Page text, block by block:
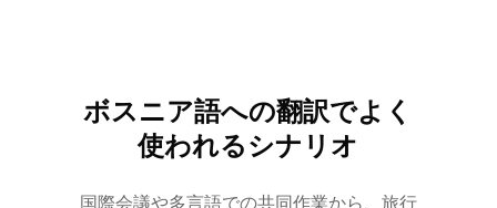
ボスニア語への翻訳でよく
使われるシナリオ
国際会議や多言語での共同作業から、旅行